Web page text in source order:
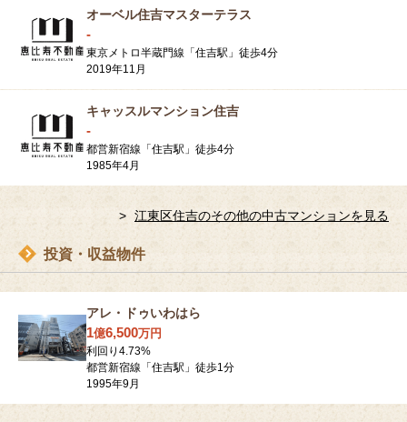
オーベル住吉マスターテラス
-
東京メトロ半蔵門線「住吉駅」徒歩4分
2019年11月
キャッスルマンション住吉
-
都営新宿線「住吉駅」徒歩4分
1985年4月
江東区住吉のその他の中古マンションを見る
投資・収益物件
アレ・ドゥいわはら
1億6,500万円
利回り 4.73%
都営新宿線「住吉駅」徒歩1分
1995年9月